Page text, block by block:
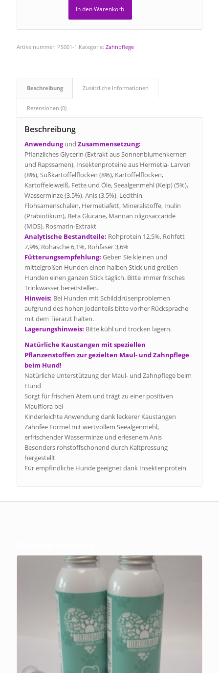
In den Warenkorb
Artikelnummer: PS001-1 Kategorie: Zahnpflege
Beschreibung Zusätzliche Informationen
Rezensionen (0)
Beschreibung
Anwendungund Zusammensetzung:
Pflanzliches Glycerin (Extrakt aus Sonnenblumenkernen
und Rapssamen), Insektenproteine aus Hermetia- Larven
(8%), Süßkartoffelflocken (8%), Kartoffelflocken,
Kartoffeleiweiß, Fette und Öle, Seealgenmehl (Kelp) (5%),
Wasserminze (3,5%), Anis (3,5%), Lecithin,
Flohsamenschalen, Hermetiafett, Mineralstoffe, Inulin
(Präbiotikum), Beta Glucane, Mannan oligosaccaride
(MOS), Rosmarin-Extrakt
Analytische Bestandteile: Rohprotein 12,5%, Rohfett
7,9%, Rohasche 6,1%, Rohfaser 3,6%
Fütterungsempfehlung: Geben Sie kleinen und
mittelgroßen Hunden einen halben Stick und großen
Hunden einen ganzen Stick täglich. Bitte immer frisches
Trinkwasser bereitstellen.
Hinweis: Bei Hunden mit Schilddrüsenproblemen
aufgrund des hohen Jodanteils bitte vorher Rücksprache
mit dem Tierarzt halten.
Lagerungshinweis: Bitte kühl und trocken lagern.
Natürliche Kaustangen mit speziellen
Pflanzenstoffen zur gezielten Maul- und Zahnpflege
beim Hund!
Natürliche Unterstützung der Maul- und Zahnpflege beim
Hund
Sorgt für frischen Atem und trägt zu einer positiven
Maulflora bei
Kinderleichte Anwendung dank leckerer Kaustangen
Zahnfee Formel mit wertvollem Seealgenmehl,
erfrischender Wasserminze und erlesenem Anis
Besonders rohstoffschonend durch Kaltpressung
hergestellt
Für empfindliche Hunde geeignet dank Insektenprotein